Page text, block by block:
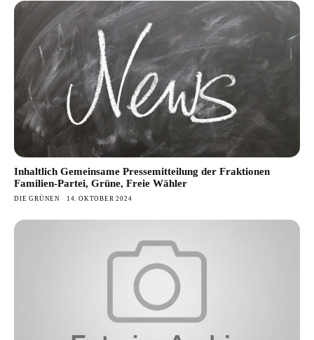
Inhaltlich Gemeinsame Pressemitteilung der Fraktionen
Familien-Partei, Grüne, Freie Wähler
DIE GRÜNEN 14. OKTOBER 2024